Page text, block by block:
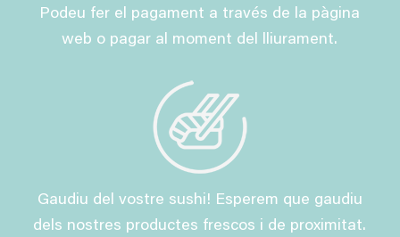
Podeu fer el pagament a través de la pàgina
web o pagar al moment del lliurament.
Gaudiu del vostre sushi! Esperem que gaudiu
dels nostres productes frescos i de proximitat.